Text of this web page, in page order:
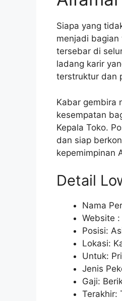
Siapa yang
menjadi
tersebar di
ladang karir
terstruktur dan
Kabar gembira
kesempatan
Kepala Toko.
dan siap
kepemimpinan
Detail
Nama
Website :
Posisi:
Lokasi:
Untuk:
Jenis
Gaji:
Terakhir: